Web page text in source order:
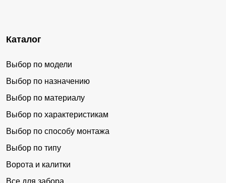
Каталог
Выбор по модели
Выбор по назначению
Выбор по материалу
Выбор по характеристикам
Выбор по способу монтажа
Выбор по типу
Ворота и калитки
Все для забора